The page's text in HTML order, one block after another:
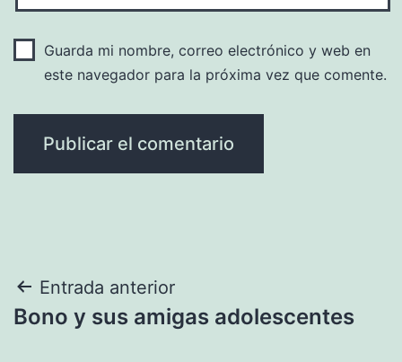
Guarda mi nombre, correo electrónico y web en
este navegador para la próxima vez que comente.
Navegación
de
Entrada anterior
Bono y sus amigas adolescentes